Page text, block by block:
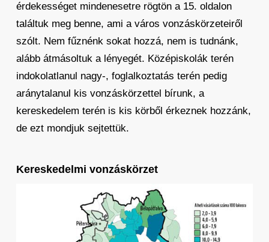
érdekességet mindenesetre rögtön a 15. oldalon
találtuk meg benne, ami a város vonzáskörzeteiről
szólt. Nem fűznénk sokat hozzá, nem is tudnánk,
alább átmásoltuk a lényegét. Középiskolák terén
indokolatlanul nagy-, foglalkoztatás terén pedig
aránytalanul kis vonzáskörzettel bírunk, a
kereskedelem terén is kis körből érkeznek hozzánk,
de ezt mondjuk sejtettük.
Kereskedelmi vonzáskörzet